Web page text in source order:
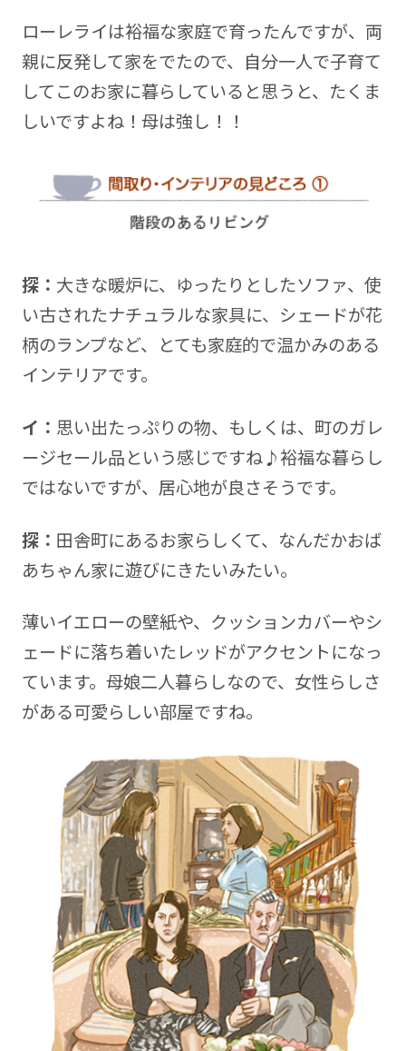
ローレライは裕福な家庭で育ったんですが、両
親に反発して家をでたので、自分一人で子育て
してこのお家に暮らしていると思うと、たくま
しいですよね！母は強し！！
探： 大きな暖炉に、ゆったりとしたソファ、使
い古されたナチュラルな家具に、シェードが花
柄のランプなど、とても家庭的で温かみのある
インテリアです。
イ： 思い出たっぷりの物、もしくは、町のガレ
ージセール品という感じですね♪裕福な暮らし
ではないですが、居心地が良さそうです。
探： 田舎町にあるお家らしくて、なんだかおば
あちゃん家に遊びにきたいみたい。
薄いイエローの壁紙や、クッションカバーやシ
ェードに落ち着いたレッドがアクセントになっ
ています。母娘二人暮らしなので、女性らしさ
がある可愛らしい部屋ですね。